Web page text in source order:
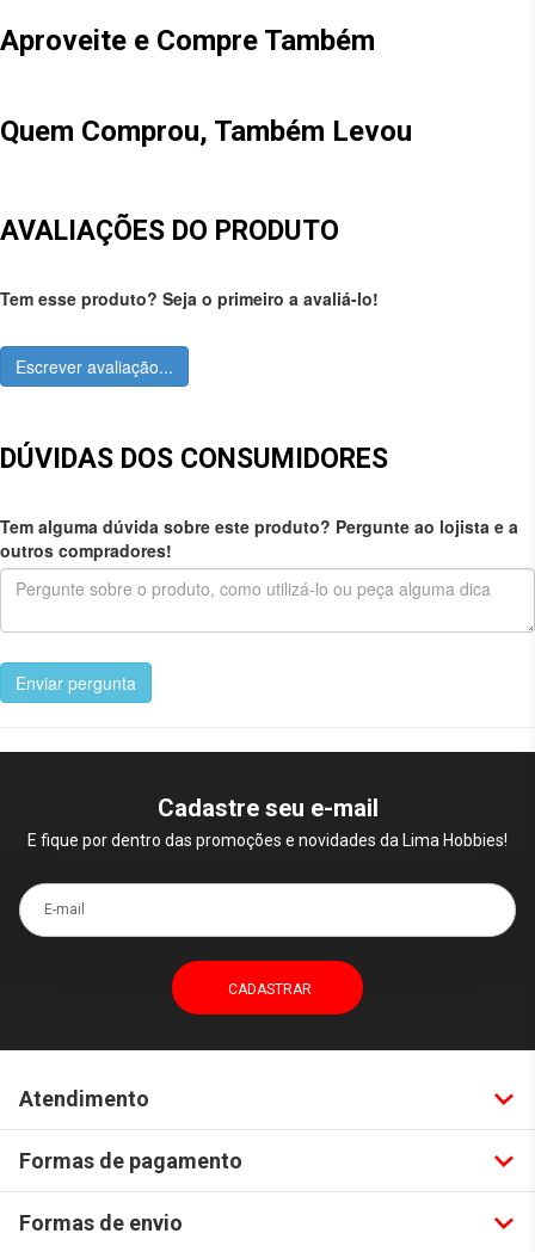
Aproveite e Compre Também
Quem Comprou, Também Levou
AVALIAÇÕES DO PRODUTO
Tem esse produto? Seja o primeiro a avaliá-lo!
Escrever avaliação...
DÚVIDAS DOS CONSUMIDORES
Tem alguma dúvida sobre este produto? Pergunte ao lojista e a
outros compradores!
Enviar pergunta
Cadastre seu e-mail
E fique por dentro das promoções e novidades da Lima Hobbies!
E-mail
Atendimento
Formas de pagamento
Formas de envio